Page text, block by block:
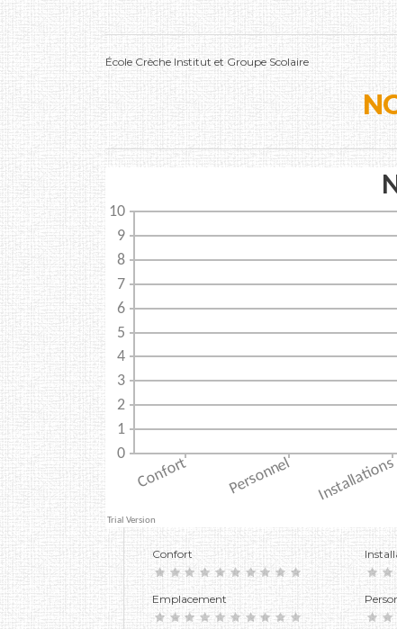
École Crèche Institut et Groupe Scolaire
Confort
Emplacement